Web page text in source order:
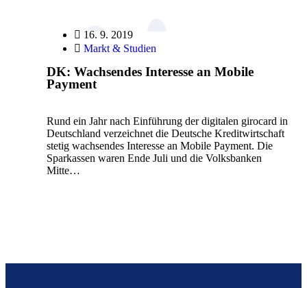
16. 9. 2019
Markt & Studien
DK: Wachsendes Interesse an Mobile
Payment
Rund ein Jahr nach Einführung der digitalen girocard in
Deutschland verzeichnet die Deutsche Kreditwirtschaft
stetig wachsendes Interesse an Mobile Payment. Die
Sparkassen waren Ende Juli und die Volksbanken
Mitte…